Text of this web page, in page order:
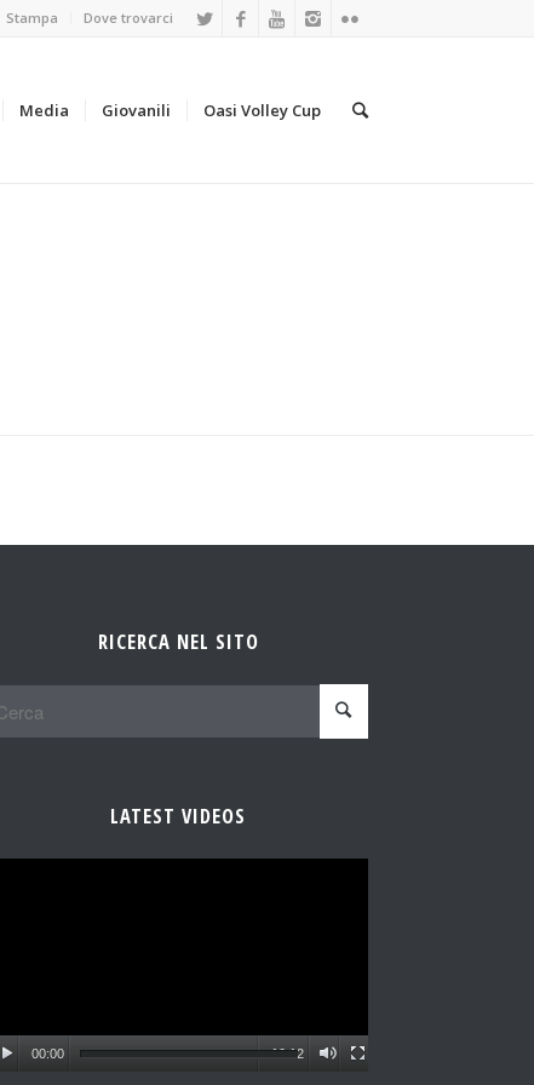
Stampa Dove trovarci
Media Giovanili Oasi Volley Cup
RICERCA NEL SITO
LATEST VIDEOS
00:00 10:12